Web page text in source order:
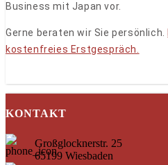
Business mit Japan vor.
Gerne beraten wir Sie persönlich.
kostenfreies Erstgespräch.
KONTAKT
Großglocknerstr. 25
65199 Wiesbaden